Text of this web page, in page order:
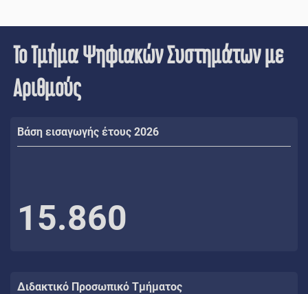
Το Τμήμα Ψηφιακών Συστημάτων με
Αριθμούς
Βάση εισαγωγής έτους 2026
15.860
Διδακτικό Προσωπικό Τμήματος